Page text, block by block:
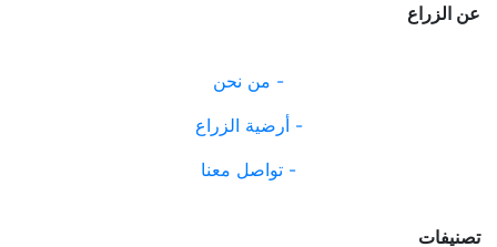
عن الزراع
من نحن -
أرضية الزراع -
تواصل معنا -
تصنيفات